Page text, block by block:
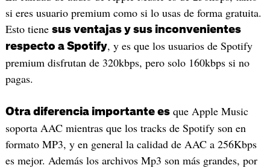
si eres usuario premium como si lo usas de forma gratuita.
Esto tiene sus ventajas y sus inconvenientes
respecto a Spotify, y es que los usuarios de Spotify
premium disfrutan de 320kbps, pero solo 160kbps si no
pagas.
Otra diferencia importante esque Apple Music
soporta AAC mientras que los tracks de Spotify son en
formato MP3, y en general la calidad de AAC a 256Kbps
es mejor. Además los archivos Mp3 son más grandes, por